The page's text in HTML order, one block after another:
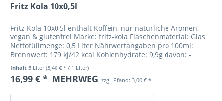
Fritz Kola 10x0,5l
Fritz Kola 10x0,5l enthält Koffein, nur natürliche Aromen,
vegan & glutenfrei Marke: fritz-kola Flaschenmaterial: Glas
Nettofüllmenge: 0,5 Liter Nährwertangaben pro 100ml:
Brennwert: 179 kj/42 kcal Kohlenhydrate: 9,9g davon: -
Inhalt 5 Liter(3,40 € * / 1 Liter)
16,99 € * MEHRWEG zzgl. Pfand: 3,00 € *